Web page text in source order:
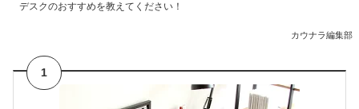
デスクのおすすめを教えてください！
カウナラ編集部
1